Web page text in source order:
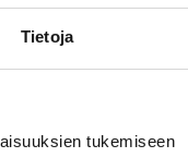
Tietoja
tukemiseen